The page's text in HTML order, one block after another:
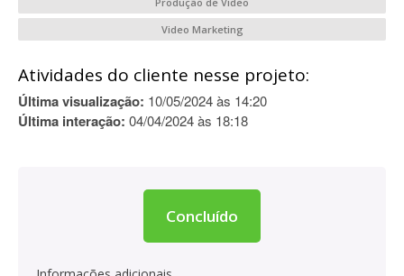
Video Marketing
Atividades do cliente nesse projeto:
Última visualização: 10/05/2024 às 14:20
Última interação: 04/04/2024 às 18:18
Concluído